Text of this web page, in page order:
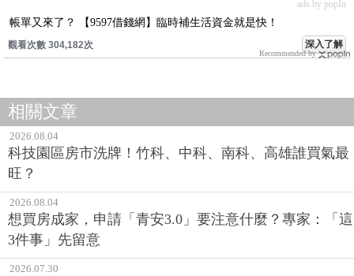
觀看次數 304,182次
Recommended by
相關文章
2026.08.04
科技園區房市洗牌！竹科、中科、南科、高雄誰買氣最
旺？
想買房成家，申請「青安3.0」要注意什麼？專家：「這
3件事」先留意
2026.07.30
房屋也有履歷表？什麼是「不動產說明書」？為什麼它